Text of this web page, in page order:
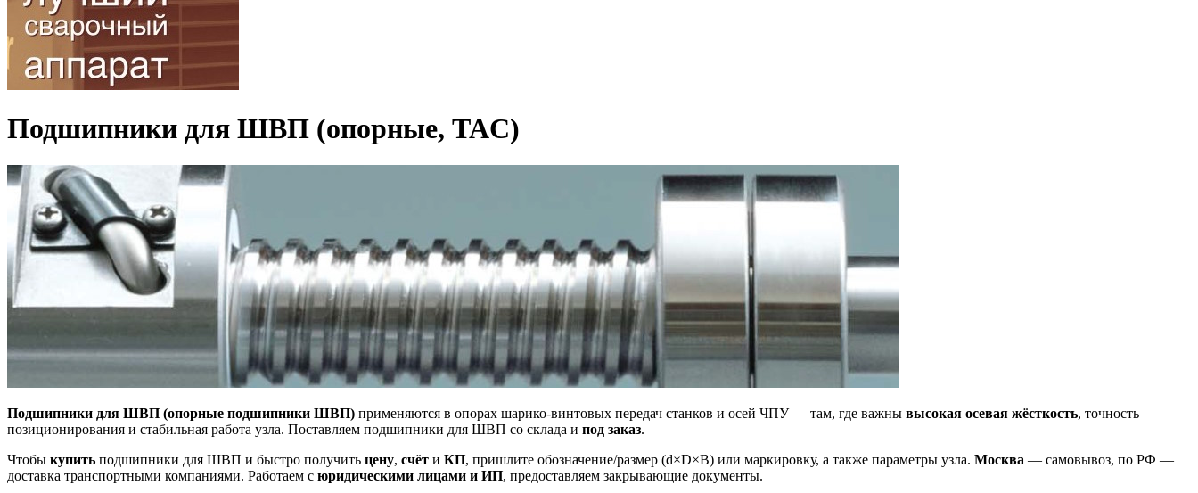
Подшипники для ШВП (опорные, TAC)
Подшипники для ШВП (опорные подшипники ШВП) применяются в опорах шарико-винтовых передач станков и осей ЧПУ — там, где важны высокая осевая жёсткость, точность
позиционирования и стабильная работа узла. Поставляем подшипники для ШВП со склада и под заказ.
Чтобы купить подшипники для ШВП и быстро получить цену, счёт и КП, пришлите обозначение/размер (d×D×B) или маркировку, а также параметры узла. Москва — самовывоз, по РФ —
доставка транспортными компаниями. Работаем с юридическими лицами и ИП, предоставляем закрывающие документы.